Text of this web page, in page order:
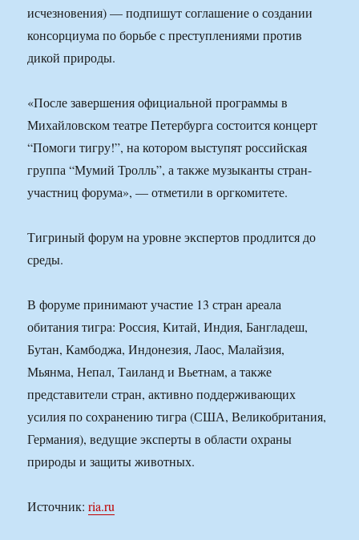
исчезновения) — подпишут соглашение о создании
консорциума по борьбе с преступлениями против
дикой природы.
«После завершения официальной программы в
Михайловском театре Петербурга состоится концерт
“Помоги тигру!”, на котором выступят российская
группа “Мумий Тролль”, а также музыканты стран-
участниц форума», — отметили в оргкомитете.
Тигриный форум на уровне экспертов продлится до
среды.
В форуме принимают участие 13 стран ареала
обитания тигра: Россия, Китай, Индия, Бангладеш,
Бутан, Камбоджа, Индонезия, Лаос, Малайзия,
Мьянма, Непал, Таиланд и Вьетнам, а также
представители стран, активно поддерживающих
усилия по сохранению тигра (США, Великобритания,
Германия), ведущие эксперты в области охраны
природы и защиты животных.
Источник:ria.ru